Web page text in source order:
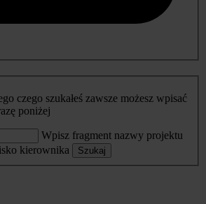
czego szukałeś zawsze możesz wpisać
poniżej
Wpisz fragment nazwy projektu
kierownika
Szukaj